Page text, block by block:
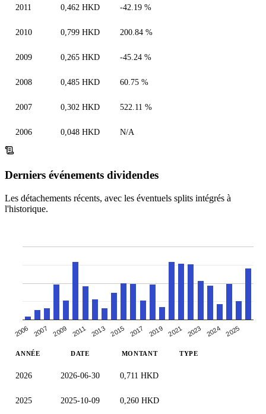
2011 0,462 HKD -42.19 %
2010 0,799 HKD 200.84 %
2009 0,265 HKD -45.24 %
2008 0,485 HKD 60.75 %
2007 0,302 HKD 522.11 %
2006 0,048 HKD N/A
Derniers événements dividendes
Les détachements récents, avec les éventuels splits intégrés à
l'historique.
2006 2007 2009 2011 2013 2015 2017 2019 2021 2023 2024 2025
ANNÉE DATE MONTANT TYPE
2026 2026-06-30 0,711 HKD
2025 2025-10-09 0,260 HKD